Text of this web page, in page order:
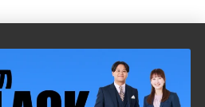
の
公
の
公
の
公
の
公